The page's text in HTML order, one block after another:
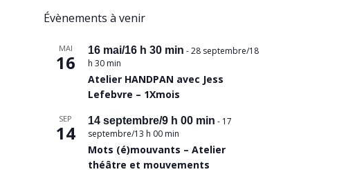
Évènements à venir
MAI
16
16 mai/16 h 30 min -28 septembre/18
h 30 min
Atelier HANDPAN avec Jess
Lefebvre – 1Xmois
SEP
14
14 septembre/9 h 00 min - 17
septembre/13 h 00 min
Mots (é)mouvants – Atelier
théâtre et mouvements